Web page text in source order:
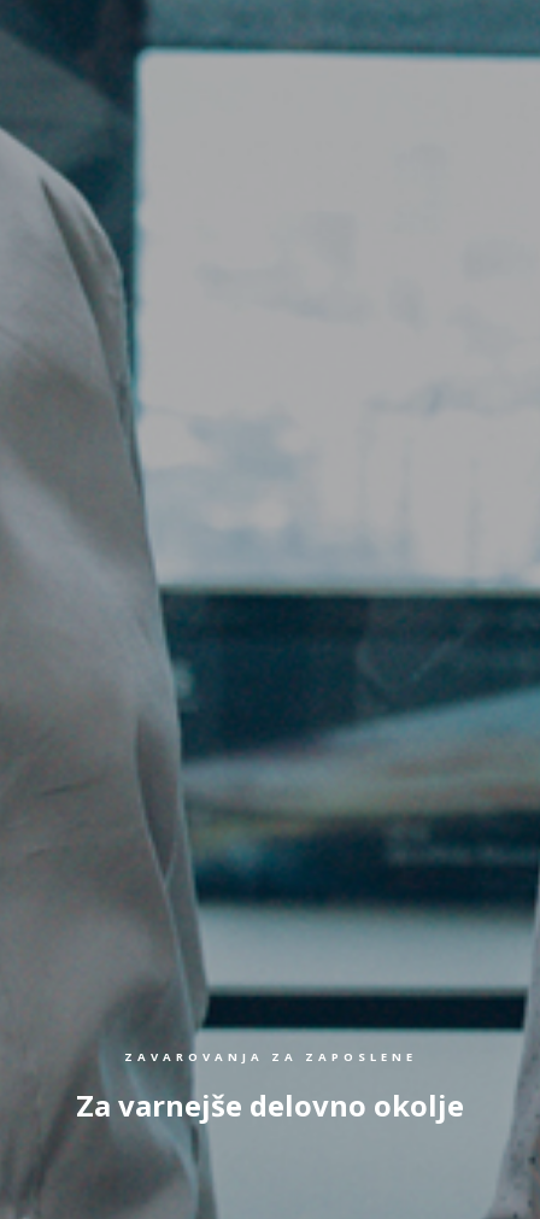
ZAVAROVANJA ZA ZAPOSLENE
Za varnejše delovno okolje